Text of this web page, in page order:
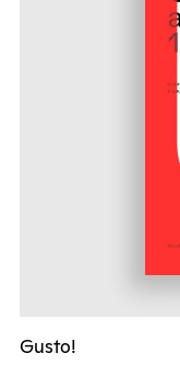
Gusto!